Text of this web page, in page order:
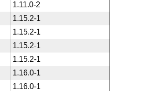
1.11.0-2
1.15.2-1
1.15.2-1
1.15.2-1
1.15.2-1
1.16.0-1
1.16.0-1